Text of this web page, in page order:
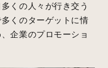
くの人々が行き交う
くのターゲットに情
企業のプロモーショ